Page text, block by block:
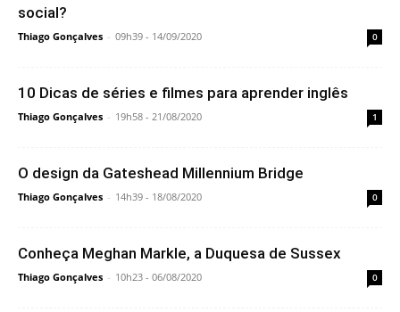
social?
Thiago Gonçalves - 09h39 - 14/09/2020 0
10 Dicas de séries e filmes para aprender inglês
Thiago Gonçalves - 19h58 - 21/08/2020 1
O design da Gateshead Millennium Bridge
Thiago Gonçalves - 14h39 - 18/08/2020 0
Conheça Meghan Markle, a Duquesa de Sussex
Thiago Gonçalves - 10h23 - 06/08/2020 0